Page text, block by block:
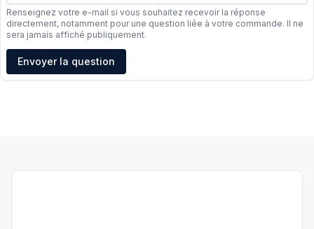
Renseignez votre e-mail si vous souhaitez recevoir la réponse
directement, notamment pour une question liée à votre commande. Il ne
sera jamais affiché publiquement.
Adresse e-mail
Envoyer la question